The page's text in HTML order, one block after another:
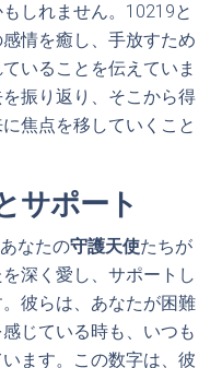
しれません。10219と
情を癒し、手放すため
いることを伝えていま
振り返り、そこから得
焦点を移していくこと
サポート
なたの守護天使たちが
深く愛し、サポートし
彼らは、あなたが困難
じている時も、いつも
ます。この数字は、彼